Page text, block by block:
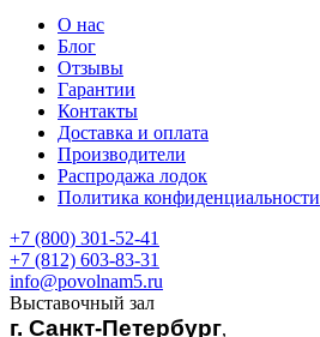
О нас
Блог
Отзывы
Гарантии
Контакты
Доставка и оплата
Производители
Распродажа лодок
Политика конфиденциальности
+7 (800) 301-52-41
+7 (812) 603-83-31
info@povolnam5.ru
Выставочный зал
г. Санкт-Петербург,